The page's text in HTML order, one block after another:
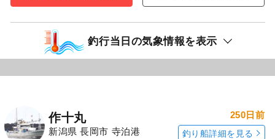
釣行当日の気象情報を表示
作十丸
新潟県 長岡市 寺泊港
250日前
釣り船詳細を見る